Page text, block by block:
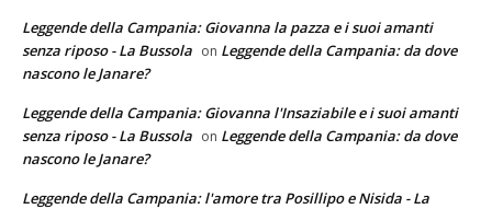
Leggende della Campania: Giovanna la pazza e i suoi amanti
senza riposo - La Bussola on Leggende della Campania: da dove
nascono le Janare?
Leggende della Campania: Giovanna l'Insaziabile e i suoi amanti
senza riposo - La Bussola on Leggende della Campania: da dove
nascono le Janare?
Leggende della Campania: l'amore tra Posillipo e Nisida - La